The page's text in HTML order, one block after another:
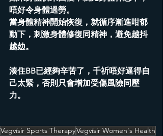
唔好令身體過勞。
當身體精神開始恢復，就循序漸進咁郁
動下，刺激身體修復同精神，避免越抖
越攰。
湊住BB已經夠辛苦了，千祈唔好逼得自
己太緊，否則只會增加受傷風險同壓
力。
Vegvísir Sports TherapyVegvísir Women's Health